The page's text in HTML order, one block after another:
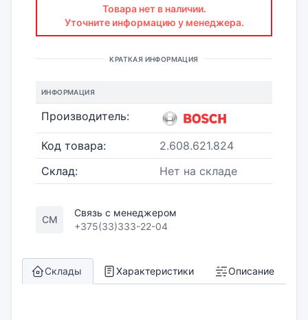
Товара нет в наличии.
Уточните информацию у менеджера.
КРАТКАЯ ИНФОРМАЦИЯ
ИНФОРМАЦИЯ
Производитель:
Код товара:
2.608.621.824
Склад:
Нет на складе
СМ
Связь с менеджером
+375(33)333-22-04
Склады Характеристики Описание